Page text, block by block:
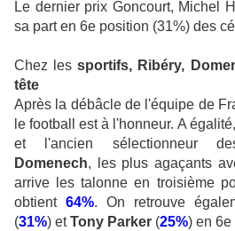
Le dernier prix Goncourt, Michel
sa part en 6e position (31%) des
Chez lessportifs, Ribéry,
tête
Après la débâcle de l'équipe de
le football est à l'honneur. A
et l'ancien sélectionneur
Domenech, les plus agaçants
arrive les talonne en troisième
obtient 64%. On retrouve
(31%) etTony Parker (25%) en 6e